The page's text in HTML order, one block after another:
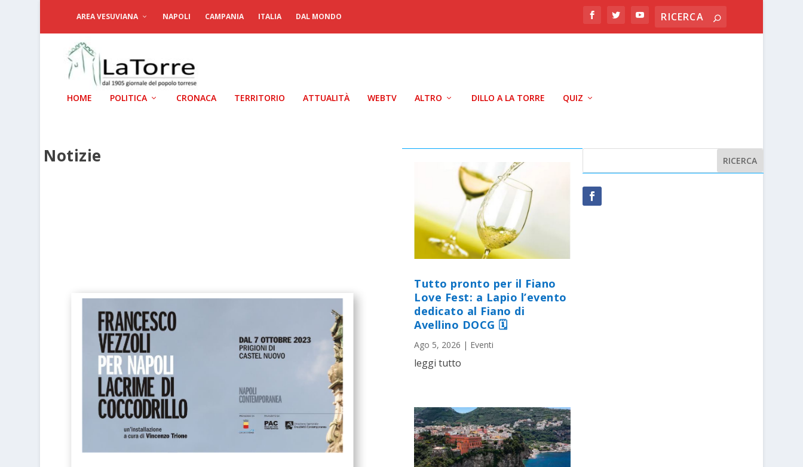
AREA VESUVIANA NAPOLI CAMPANIA ITALIA DAL MONDO
HOME POLITICA CRONACA TERRITORIO ATTUALITÀ WEBTV ALTRO DILLO A LA TORRE QUIZ
Notizie
Tutto pronto per il Fiano
Love Fest: a Lapio l’evento
dedicato al Fiano di
Avellino DOCG 🗓
Ago 5, 2026 | Eventi
leggi tutto